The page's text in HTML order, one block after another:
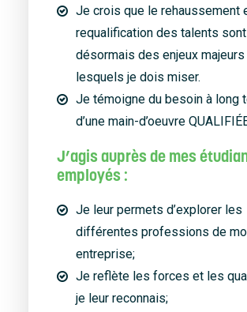
Je crois que le rehaussement
requalification des talents sont
désormais des enjeux
lesquels je dois miser.
Je témoigne du besoin à long
d’une main-d’oeuvre
J’agis auprès de mes
employés :
Je leur permets d’explorer les
différentes professions de
entreprise;
Je reflète les forces et les
je leur reconnais;